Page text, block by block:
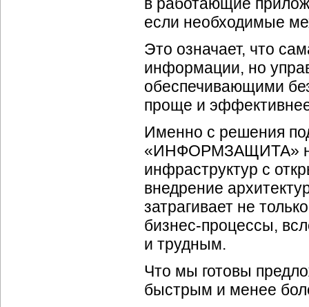
если необходимые
Это означает, что
информации, но
обеспечивающими
проще и
Именно с решения
«ИНФОРМЗАЩИТА»
инфраструктур с
внедрение
затрагивает не
бизнес-процессы,
и трудным.
Что мы готовы
быстрым и менее